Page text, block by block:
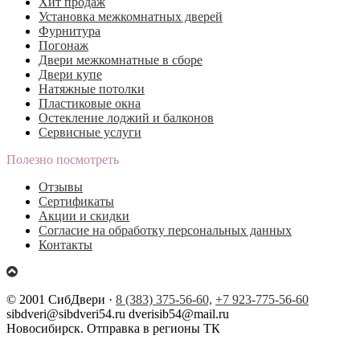
Установка межкомнатных дверей
Фурнитура
Погонаж
Двери межкомнатные в сборе
Двери купе
Натяжные потолки
Пластиковые окна
Остекление лоджий и балконов
Сервисные услуги
Полезно посмотреть
Отзывы
Сертификаты
Акции и скидки
Согласие на обработку персональных данных
Контакты
© 2001 СибДвери · 8 (383) 375-56-60, +7 923-775-56-60
sibdveri@sibdveri54.ru dverisib54@mail.ru
Новосибирск. Отправка в регионы ТК